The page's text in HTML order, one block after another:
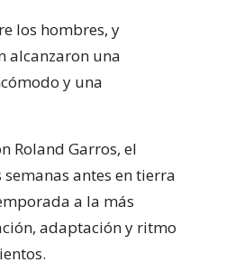
los hombres, y
alcanzaron una
y una
Roland Garros, el
antes en tierra
a la más
adaptación y ritmo